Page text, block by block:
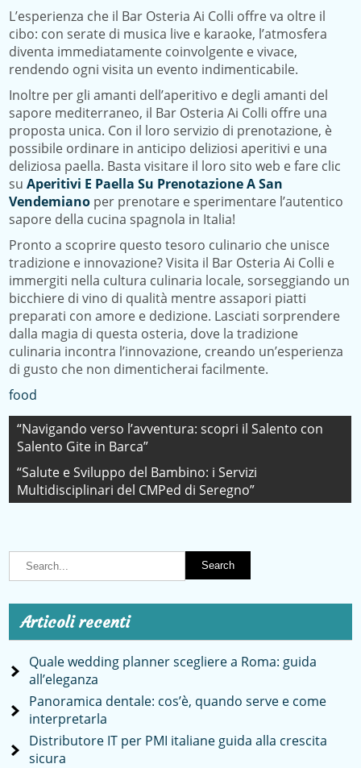
L’esperienza che il Bar Osteria Ai Colli offre va oltre il
cibo: con serate di musica live e karaoke, l’atmosfera
diventa immediatamente coinvolgente e vivace,
rendendo ogni visita un evento indimenticabile.
Inoltre per gli amanti dell’aperitivo e degli amanti del
sapore mediterraneo, il Bar Osteria Ai Colli offre una
proposta unica. Con il loro servizio di prenotazione, è
possibile ordinare in anticipo deliziosi aperitivi e una
deliziosa paella. Basta visitare il loro sito web e fare clic
suAperitivi E Paella Su Prenotazione A San
Vendemiano per prenotare e sperimentare l’autentico
sapore della cucina spagnola in Italia!
Pronto a scoprire questo tesoro culinario che unisce
tradizione e innovazione? Visita il Bar Osteria Ai Colli e
immergiti nella cultura culinaria locale, sorseggiando un
bicchiere di vino di qualità mentre assapori piatti
preparati con amore e dedizione. Lasciati sorprendere
dalla magia di questa osteria, dove la tradizione
culinaria incontra l’innovazione, creando un’esperienza
di gusto che non dimenticherai facilmente.
food
Navigazione
articoli
“Navigando verso l’avventura: scopri il Salento con
Salento Gite in Barca”
“Salute e Sviluppo del Bambino: i Servizi
Multidisciplinari del CMPed di Seregno”
Articoli recenti
Quale wedding planner scegliere a Roma: guida
all’eleganza
Panoramica dentale: cos’è, quando serve e come
interpretarla
Distributore IT per PMI italiane guida alla crescita
sicura